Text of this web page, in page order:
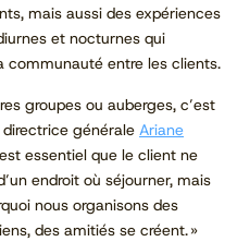
mais aussi des expériences
et nocturnes qui
communauté entre les clients.
groupes ou auberges, c’est
directrice générale Ariane
essentiel que le client ne
endroit où séjourner, mais
nous organisons des
des amitiés se créent. »